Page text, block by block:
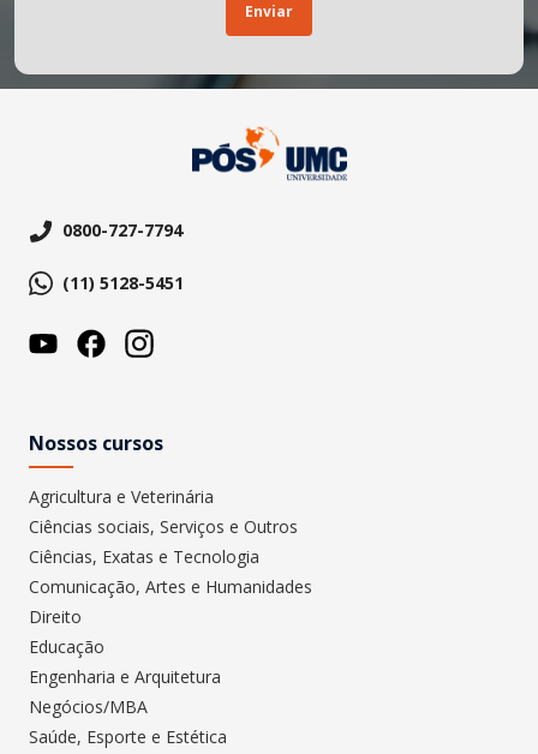
Enviar
0800-727-7794
(11) 5128-5451
Nossos cursos
Agricultura e Veterinária
Ciências sociais, Serviços e Outros
Ciências, Exatas e Tecnologia
Comunicação, Artes e Humanidades
Direito
Educação
Engenharia e Arquitetura
Negócios/MBA
Saúde, Esporte e Estética